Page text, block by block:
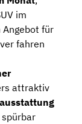
im
für
fahren
attraktiv
spürbar